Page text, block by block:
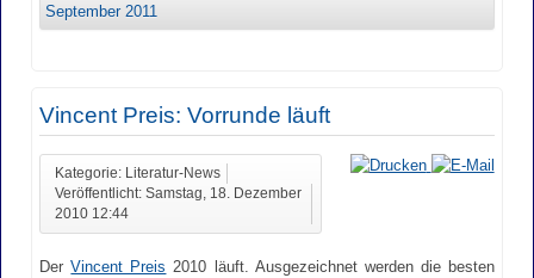
September 2011
Vincent Preis: Vorrunde läuft
Kategorie: Literatur-News
Veröffentlicht: Samstag, 18. Dezember
2010 12:44
DerVincent Preis 2010 läuft. Ausgezeichnet werden die besten